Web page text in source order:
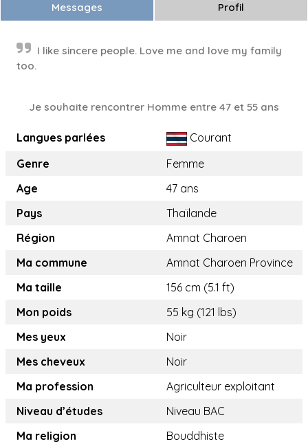
Messages Profil
I like sincere people. Love me and love my family
too.
Je souhaite rencontrer Homme entre 47 et 55 ans
Langues parlées
Courant
Genre
Femme
Age
47 ans
Pays
Thaïlande
Région
Amnat Charoen
Ma commune
Amnat Charoen Province
Ma taille
156 cm (5.1 ft)
Mon poids
55 kg (121 lbs)
Mes yeux
Noir
Mes cheveux
Noir
Ma profession
Agriculteur exploitant
Niveau d’études
Niveau BAC
Ma religion
Bouddhiste